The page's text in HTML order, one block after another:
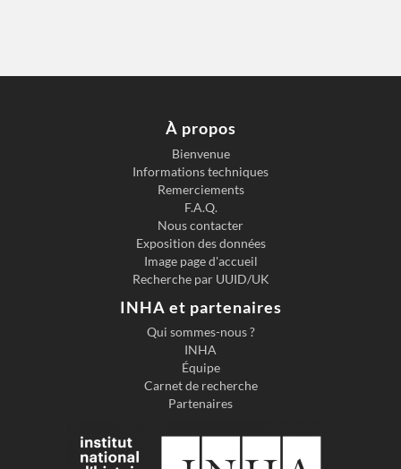
À propos
Bienvenue
Informations techniques
Remerciements
F.A.Q.
Nous contacter
Exposition des données
Image page d'accueil
Recherche par UUID/UK
INHA et partenaires
Qui sommes-nous ?
INHA
Équipe
Carnet de recherche
Partenaires